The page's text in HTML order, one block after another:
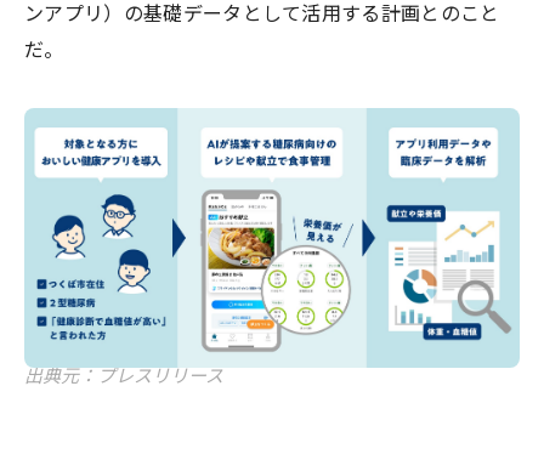
ンアプリ）の基礎データとして活用する計画とのこと
だ。
出典元：プレスリリース